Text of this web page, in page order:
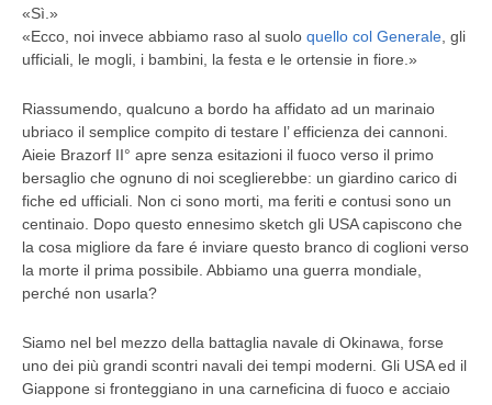
«Sì.»
«Ecco, noi invece abbiamo raso al suolo quello col Generale , gli
ufficiali, le mogli, i bambini, la festa e le ortensie in fiore.»
Riassumendo, qualcuno a bordo ha affidato ad un marinaio
ubriaco il semplice compito di testare l’ efficienza dei cannoni.
Aieie Brazorf II° apre senza esitazioni il fuoco verso il primo
bersaglio che ognuno di noi sceglierebbe: un giardino carico di
fiche ed ufficiali. Non ci sono morti, ma feriti e contusi sono un
centinaio. Dopo questo ennesimo sketch gli USA capiscono che
la cosa migliore da fare é inviare questo branco di coglioni verso
la morte il prima possibile. Abbiamo una guerra mondiale,
perché non usarla?
Siamo nel bel mezzo della battaglia navale di Okinawa, forse
uno dei più grandi scontri navali dei tempi moderni. Gli USA ed il
Giappone si fronteggiano in una carneficina di fuoco e acciaio